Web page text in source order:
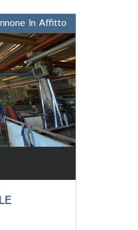
In Affitto